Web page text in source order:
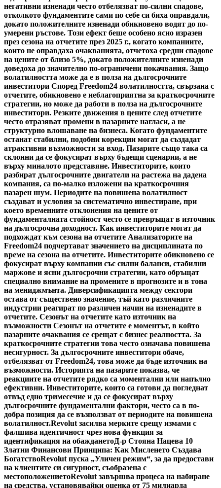
негативни изненади често отбелязват по-силни спадове,
отколкото фундаментите сами по себе си биха оправдали,
докато положителните изненади обикновено водят до по-
умерени ръстове. Този ефект беше особено ясно изразен
през сезона на отчетите през 2025 г., когато компаниите,
които не оправдаха очакванията, отчетоха средни спадове
на цените от близо 5%, докато положителните изненади
доведоха до значително по-ограничени покачвания. Защо
волатилността може да е в полза на дългосрочните
инвеститори Според Freedom24 волатилността, свързана с
отчетите, обикновено е неблагоприятна за краткосрочните
стратегии, но може да работи в полза на дългосрочните
инвеститори. Резките движения в цените след отчетите
често отразяват промени в пазарните нагласи, а не
структурно влошаване на бизнеса. Когато фундаментите
останат стабилни, подобни корекции могат да създадат
атрактивни възможности за вход. Пазарите също така са
склонни да се фокусират върху бъдещи сценарии, а не
върху миналото представяне. Инвеститорите, които
разбират дългосрочните двигатели на растежа на дадена
компания, са по-малко изложени на краткосрочния
пазарен шум. Периодите на повишена волатилност
създават и условия за систематично инвестиране, при
което временните отклонения на цените от
фундаменталната стойност често се превръщат в източник
на дългосрочна доходност. Как инвеститорите могат да
подхождат към сезона на отчетите Анализаторите на
Freedom24 подчертават значението на дисциплината по
време на сезона на отчетите. Инвеститорите обикновено се
фокусират върху компании със силни баланси, стабилни
маржове и ясни дългосрочни стратегии, като обръщат
специално внимание на промените в прогнозите и в тона
на мениджмънта. Диверсификацията между сектори
остава от съществено значение, тъй като различните
индустрии реагират по различен начин на изненадите в
отчетите. Сезонът на отчетите като източник на
възможности Сезонът на отчетите е моментът, в който
пазарните очаквания се срещат с бизнес реалността. За
краткосрочните стратегии това често означава повишена
несигурност. За дългосрочните инвеститори обаче,
отбелязват от Freedom24, това може да бъде източник на
възможности. Историята на пазарите показва, че
реакциите на отчетите рядко са моментални или напълно
ефективни. Инвеститорите, които са готови да погледнат
отвъд едно тримесечие и да се фокусират върху
дългосрочните фундаментални фактори, често са в по-
добра позиция да се възползват от периодите на повишена
волатилност.Revolut засилва мерките срещу измами с
фалшива идентичност чрез нова функция за
идентификация на обажданетоД-р Стояна Нацева 10
Златни Финансови Принципа: Как Мисленето Създава
БогатствоRevolut пуска „Уличен режим“, за да предостави
на клиентите си сигурност, съобразена с
местоположениетоRevolut завършва процеса на набиране
на средства, установявайки оценка от 75 милиарда